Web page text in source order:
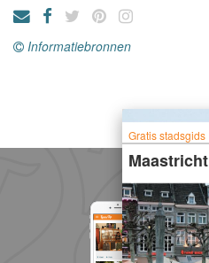
Informatiebronnen
Gratis stadsgids
Maastricht